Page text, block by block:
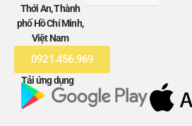
Thới An, Thành
phố Hồ Chí Minh,
Việt Nam
0921.456.969
Tải ứng dụng